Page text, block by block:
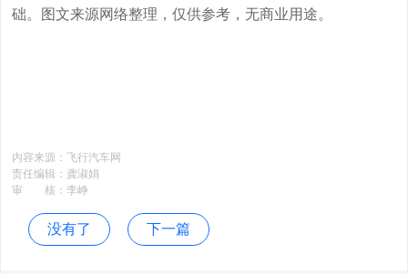
础。图文来源网络整理，仅供参考，无商业用途。
内容来源： 飞行汽车网
责任编辑： 龚淑娟
审 核： 李峥
没有了 下一篇